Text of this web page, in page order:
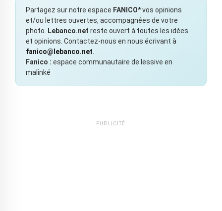
Partagez sur notre espace FANICO*vos opinions
et/ou lettres ouvertes, accompagnées de votre
photo.
Lebanco.net reste ouvert à toutes les idées
et opinions. Contactez-nous en nous écrivant à
fanico@lebanco.net
Fanico : espace communautaire de lessive en
malinké
PUBLICITÉ